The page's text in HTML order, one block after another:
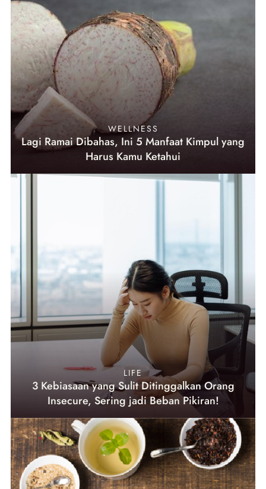
WELLNESS
Lagi Ramai Dibahas, Ini 5 Manfaat Kimpul yang
Harus Kamu Ketahui
LIFE
3 Kebiasaan yang Sulit Ditinggalkan Orang
Insecure, Sering jadi Beban Pikiran!